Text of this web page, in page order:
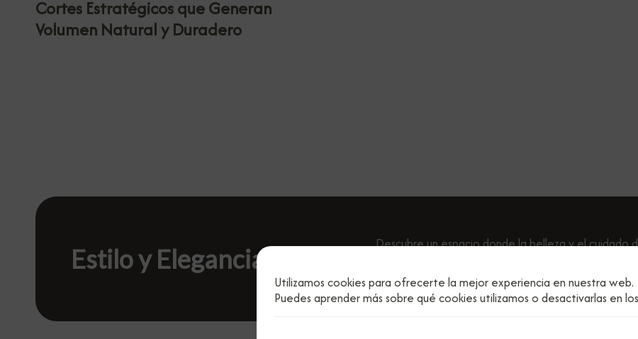
Cortes Estratégicos que Generan
Volumen Natural y Duradero
Estilo y Elegancia
Descubre un espacio donde la belleza y el cuidado
peinado está diseñado para resaltar tu estilo
Utilizamos cookies para ofrecerte la mejor experiencia en nuestra web.
Puedes aprender más sobre qué cookies utilizamos o desactivarlas en los